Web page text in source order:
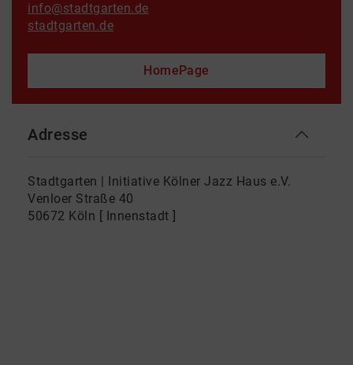
info@stadtgarten.de
stadtgarten.de
HomePage
Adresse
Stadtgarten | Initiative Kölner Jazz Haus e.V.
Venloer Straße 40
50672 Köln [ Innenstadt ]